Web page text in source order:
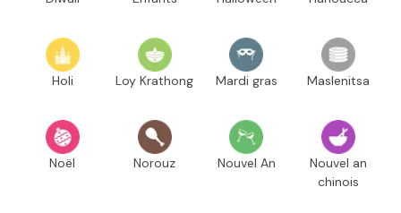
Holi Loy Krathong Mardi gras Maslenitsa
Noël Norouz Nouvel An
Nouvel an
chinois